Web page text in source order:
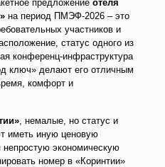
предложение отеля
на период ПМЭФ-2026 – это
участников и
статус одного из
конференц-инфраструктура
ключ» делают его отличным
комфорт и
, немалые, но статус и
иметь иную ценовую
экономическую
номер в «Коринтии»